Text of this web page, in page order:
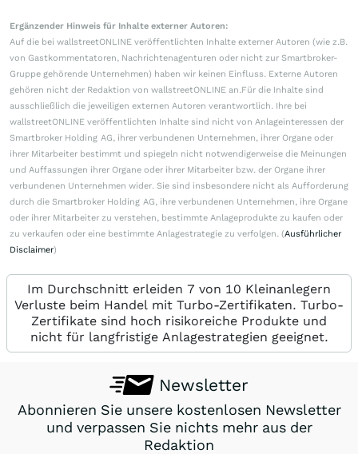
Ergänzender Hinweis für Inhalte externer Autoren:
Auf die bei wallstreetONLINE veröffentlichten Inhalte externer Autoren (wie z.B.
von Gastkommentatoren, Nachrichtenagenturen oder nicht zur Smartbroker-
Gruppe gehörende Unternehmen) haben wir keinen Einfluss. Externe Autoren
gehören nicht der Redaktion von wallstreetONLINE an.Für die Inhalte sind
ausschließlich die jeweiligen externen Autoren verantwortlich. Ihre bei
wallstreetONLINE veröffentlichten Inhalte sind nicht von Anlageinteressen der
Smartbroker Holding AG, ihrer verbundenen Unternehmen, ihrer Organe oder
ihrer Mitarbeiter bestimmt und spiegeln nicht notwendigerweise die Meinungen
und Auffassungen ihrer Organe oder ihrer Mitarbeiter bzw. der Organe ihrer
verbundenen Unternehmen wider. Sie sind insbesondere nicht als Aufforderung
durch die Smartbroker Holding AG, ihre verbundenen Unternehmen, ihre Organe
oder ihrer Mitarbeiter zu verstehen, bestimmte Anlageprodukte zu kaufen oder
zu verkaufen oder eine bestimmte Anlagestrategie zu verfolgen. (Ausführlicher
Disclaimer)
Im Durchschnitt erleiden 7 von 10 Kleinanlegern
Verluste beim Handel mit Turbo-Zertifikaten. Turbo-
Zertifikate sind hoch risikoreiche Produkte und
nicht für langfristige Anlagestrategien geeignet.
Newsletter
Abonnieren Sie unsere kostenlosen Newsletter
und verpassen Sie nichts mehr aus der
Redaktion